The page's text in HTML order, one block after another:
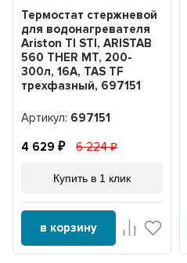
Термостат стержневой
для водонагревателя
Ariston TI STI, ARISTAB
560 THER MT, 200-
300л, 16А, TAS TF
трехфазный, 697151
Артикул: 697151
4 629 6 224
Купить в 1 клик
в корзину